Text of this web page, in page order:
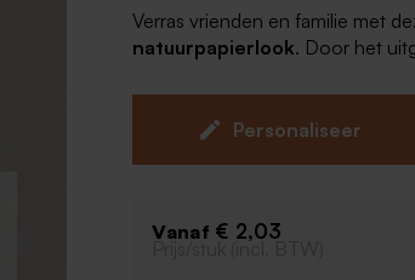
Verras vrienden en familie met
natuurpapierlook. Door het
Dubbele kaart
Uniek ontwerp
Personaliseer
Vanaf € 2,03
Prijs/stuk (incl. BTW)